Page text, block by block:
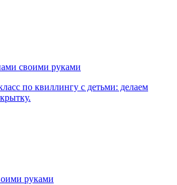
своими руками
по квиллингу с детьми: делаем
руками